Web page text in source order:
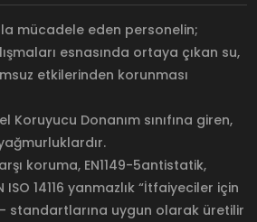
mücadele eden personelin;
esnasında ortaya çıkan su,
etkilerinden korunması
Koruyucu Donanım sınıfına giren,
koruma, EN1149-5antistatik,
ISO 14116 yanmazlık “İtfaiyeciler için
standartlarına uygun olarak üretilir